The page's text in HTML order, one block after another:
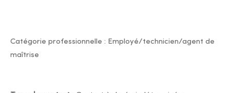
Catégorie professionnelle : Employé/technicien/agent de
maîtrise